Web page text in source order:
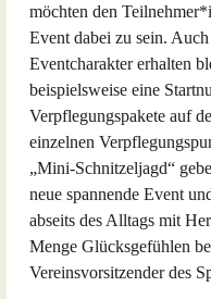
möchten den
Event dabei zu sein.
Eventcharakter erhalten
beispielsweise eine
Verpflegungspakete auf
einzelnen
„Mini-Schnitzeljagd“
neue spannende Event
abseits des Alltags mit
Menge Glücksgefühlen
Vereinsvorsitzender des